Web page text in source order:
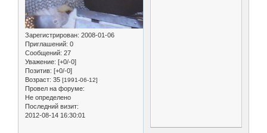
Зарегистрирован: 2008-01-06
Приглашений: 0
Сообщений: 27
Уважение: [+0/-0]
Позитив: [+0/-0]
Возраст: 35 [1991-06-12]
Провел на форуме:
Не определено
Последний визит:
2012-08-14 16:30:01